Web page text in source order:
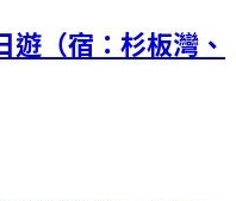
（宿：杉板灣、